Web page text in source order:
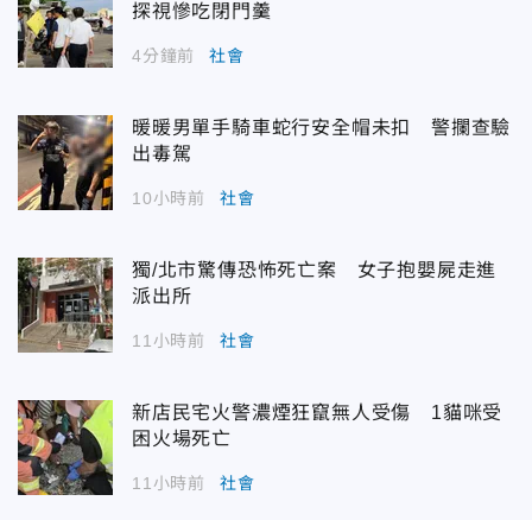
探視慘吃閉門羹
4分鐘前 社會
暖暖男單手騎車蛇行安全帽未扣 警攔查驗
出毒駕
10小時前 社會
獨/北市驚傳恐怖死亡案 女子抱嬰屍走進
派出所
11小時前 社會
新店民宅火警濃煙狂竄無人受傷 1貓咪受
困火場死亡
11小時前 社會